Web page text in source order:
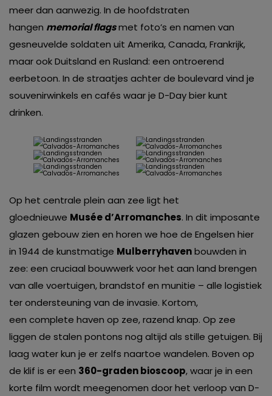
meer dan aanwezig. In de hoofdstraten
hangen memorial flagsmet foto’s en namen van
gesneuvelde soldaten uit Amerika, Canada, Frankrijk,
maar ook Duitsland en Rusland: een ontroerend
eerbetoon. In de straatjes achter de boulevard vind je
souvenirwinkels en cafés waar je D-Day bier kunt
drinken.
Op het centrale plein aan zee ligt het
gloednieuwe Musée d’Arromanches. In dit imposante
glazen gebouw zien en horen we hoe de Engelsen hier
in 1944 de kunstmatige Mulberryhavenbouwden in
zee: een cruciaal bouwwerk voor het aan land brengen
van alle voertuigen, brandstof en munitie – alle logistiek
ter ondersteuning van de invasie. Kortom,
een complete haven op zee, razend knap. Op zee
liggen de stalen pontons nog altijd als stille getuigen. Bij
laag water kun je er zelfs naartoe wandelen. Boven op
de klif is er een 360-graden bioscoop, waar je in een
korte film wordt meegenomen door het verloop van D-